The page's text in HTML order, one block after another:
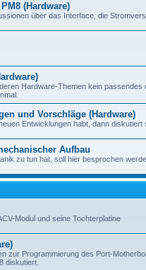
PM8 (Hardware)
über das Interface, die
Hardware-Themen kein
und Vorschläge (Hardware)
Entwicklungen habt, dann diskutiert
Aufbau
zu tun hat, soll hier besprochen
Modul und seine Tochterplatine
zur Programmierung des Port-
diskutiert.